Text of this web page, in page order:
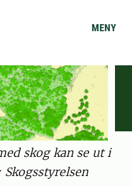
MENY
skog kan se ut i